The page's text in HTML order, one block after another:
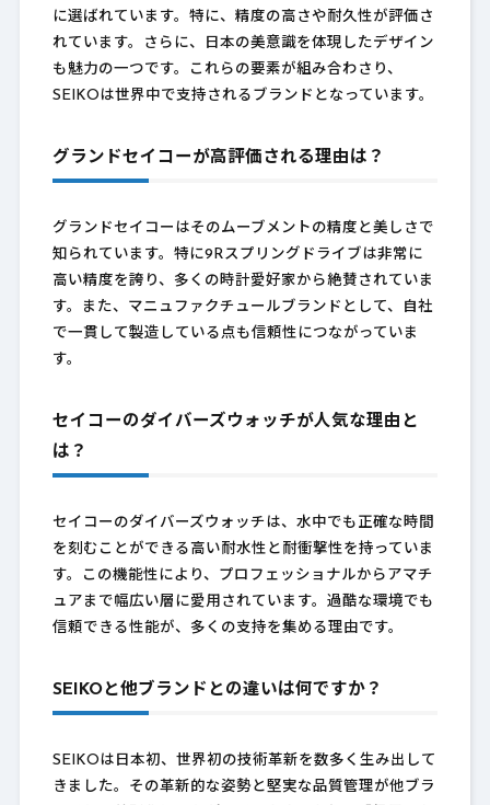
に選ばれています。特に、精度の高さや耐久性が評価さ
れています。さらに、日本の美意識を体現したデザイン
も魅力の一つです。これらの要素が組み合わさり、
SEIKOは世界中で支持されるブランドとなっています。
グランドセイコーが高評価される理由は？
グランドセイコーはそのムーブメントの精度と美しさで
知られています。特に9Rスプリングドライブは非常に
高い精度を誇り、多くの時計愛好家から絶賛されていま
す。また、マニュファクチュールブランドとして、自社
で一貫して製造している点も信頼性につながっていま
す。
セイコーのダイバーズウォッチが人気な理由と
は？
セイコーのダイバーズウォッチは、水中でも正確な時間
を刻むことができる高い耐水性と耐衝撃性を持っていま
す。この機能性により、プロフェッショナルからアマチ
ュアまで幅広い層に愛用されています。過酷な環境でも
信頼できる性能が、多くの支持を集める理由です。
SEIKOと他ブランドとの違いは何ですか？
SEIKOは日本初、世界初の技術革新を数多く生み出して
きました。その革新的な姿勢と堅実な品質管理が他ブラ